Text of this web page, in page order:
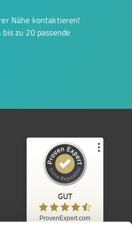
Nähe kontaktieren!
zu 20 passende
GUT
ProvenExpert.com
und Erfahrungen zu
ProvenExpert.com
97
%
Empfehlungen auf
ProvenExpert.com